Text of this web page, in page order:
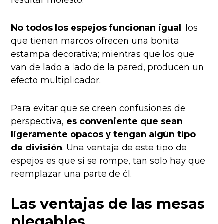
No todos los espejos funcionan igual, los
que tienen marcos ofrecen una bonita
estampa decorativa; mientras que los que
van de lado a lado de la pared, producen un
efecto multiplicador.
Para evitar que se creen confusiones de
perspectiva, es conveniente que sean
ligeramente opacos y tengan algún tipo
de división. Una ventaja de este tipo de
espejos es que si se rompe, tan solo hay que
reemplazar una parte de él.
Las ventajas de las mesas